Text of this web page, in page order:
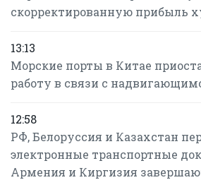
скорректированную прибыль
13:13
Морские порты в Китае
работу в связи с
12:58
РФ, Белоруссия и Казахстан
электронные транспортные
Армения и Киргизия